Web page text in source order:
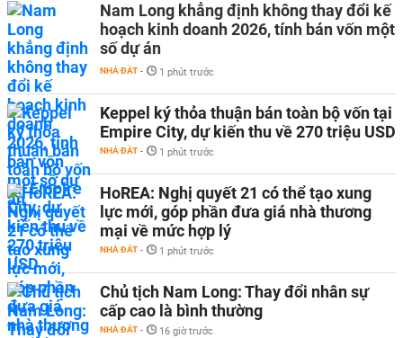
Nam Long khẳng định không thay đổi kế
hoạch kinh doanh 2026, tính bán vốn một
số dự án
NHÀ ĐẤT - 1 phút trước
Keppel ký thỏa thuận bán toàn bộ vốn tại
Empire City, dự kiến thu về 270 triệu USD
NHÀ ĐẤT - 1 phút trước
HoREA: Nghị quyết 21 có thể tạo xung
lực mới, góp phần đưa giá nhà thương
mại về mức hợp lý
NHÀ ĐẤT - 1 phút trước
Chủ tịch Nam Long: Thay đổi nhân sự
cấp cao là bình thường
NHÀ ĐẤT - 16 giờ trước